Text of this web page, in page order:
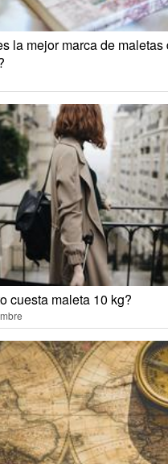
la mejor marca de maletas
cuesta maleta 10 kg?